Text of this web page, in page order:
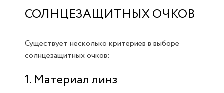
СОЛНЦЕЗАЩИТНЫХ ОЧКОВ
Существует несколько критериев в выборе
солнцезащитных очков:
1. Материал линз